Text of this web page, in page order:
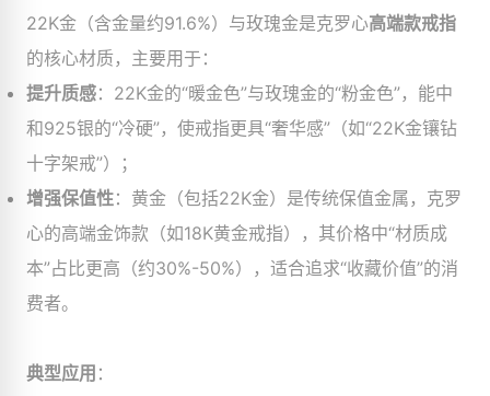
22K金（含金量约91.6%）与玫瑰金是克罗心高端款戒指
的核心材质，主要用于：
提升质感​：22K金的“暖金色”与玫瑰金的“粉金色”，能中
和925银的“冷硬”，使戒指更具“奢华感”（如“22K金镶钻
十字架戒”）；
增强保值性​：黄金（包括22K金）是传统保值金属，克罗
心的高端金饰款（如18K黄金戒指），其价格中“材质成
本”占比更高（约30%-50%），适合追求“收藏价值”的消
费者。
典型应用 ​：